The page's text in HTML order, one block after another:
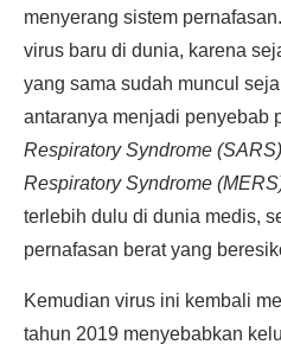
menyerang sistem
virus baru di dunia, karena
yang sama sudah muncul
antaranya menjadi penyebab
Respiratory Syndrome (SARS)
Respiratory Syndrome
terlebih dulu di dunia medis,
pernafasan berat yang
Kemudian virus ini kembali
tahun 2019 menyebabkan